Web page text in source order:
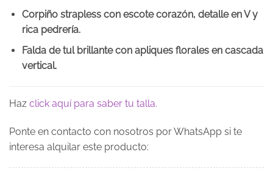
Corpiño strapless con escote corazón, detalle en V y
rica pedrería.
Falda de tul brillante con apliques florales en cascada
vertical.
Haz click aquí para saber tu talla.
Ponte en contacto con nosotros por WhatsApp si te
interesa alquilar este producto: